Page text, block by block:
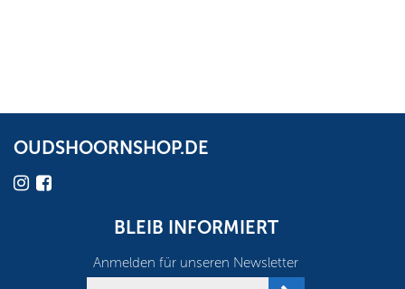
OUDSHOORNSHOP.DE
BLEIB INFORMIERT
Anmelden für unseren Newsletter